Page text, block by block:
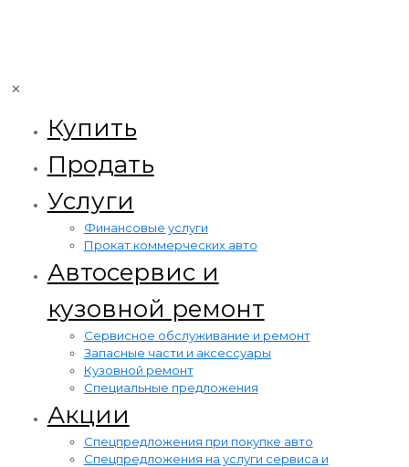
✕
Купить
Продать
Услуги
Финансовые услуги
Прокат коммерческих авто
Автосервис и
кузовной ремонт
Сервисное обслуживание и ремонт
Запасные части и аксессуары
Кузовной ремонт
Специальные предложения
Акции
Cпецпредложения при покупке авто
Cпецпредложения на услуги сервиса и